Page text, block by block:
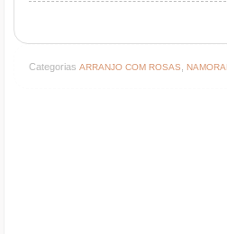
Categorias ARRANJO COM ROSAS ,